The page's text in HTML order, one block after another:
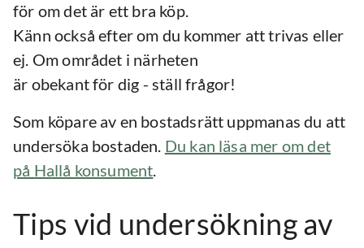
för om det är ett bra köp.
Känn också efter om du kommer att trivas eller
ej. Om området i närheten
är obekant för dig - ställ frågor!
Som köpare av en bostadsrätt uppmanas du att
undersöka bostaden. Du kan läsa mer om det
på Hallå konsument.
Tips vid undersökning av